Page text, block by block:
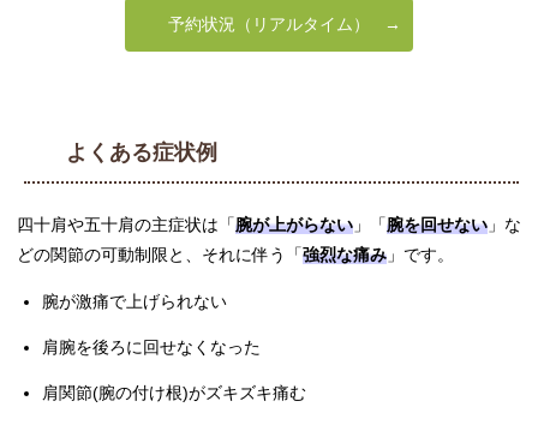
予約状況（リアルタイム）
よくある症状例
四十肩や五十肩の主症状は「腕が上がらない 」「腕を回せない 」な
どの関節の可動制限と、それに伴う「強烈な痛み 」です。
腕が激痛で上げられない
肩腕を後ろに回せなくなった
肩関節(腕の付け根)がズキズキ痛む